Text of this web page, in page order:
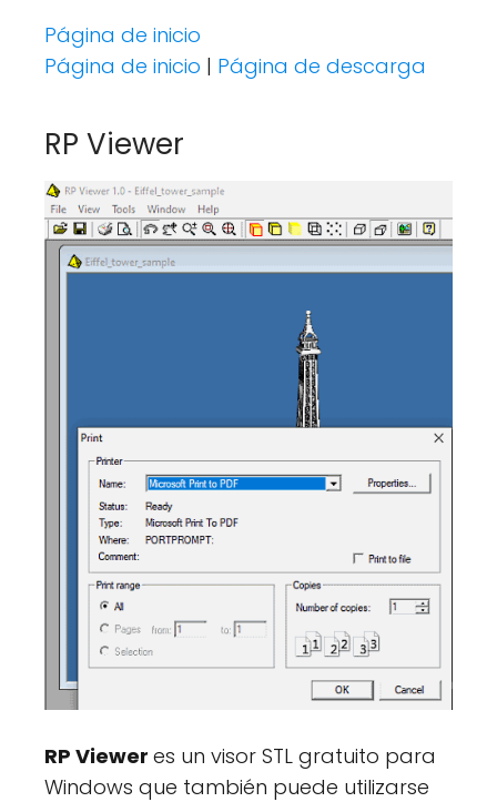
Página de inicio
Página de inicio | Página de descarga
RP Viewer
RP Viewer es un visor STL gratuito para
Windows que también puede utilizarse